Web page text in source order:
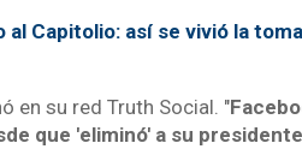
al Capitolio: así se vivió la
en su red Truth Social. "
que 'eliminó' a su